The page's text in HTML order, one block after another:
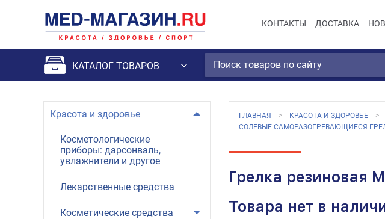
КОНТАКТЫ ДОСТАВКА
КАТАЛОГ ТОВАРОВ
Красота и здоровье
Косметологические
приборы: дарсонваль,
увлажнители и другое
Лекарственные средства
Косметические средства
ГЛАВНАЯ КРАСОТА И ЗДОРОВЬЕ
СОЛЕВЫЕ САМОРАЗОГРЕВАЮЩИЕСЯ
Грелка резиновая
Товара нет в